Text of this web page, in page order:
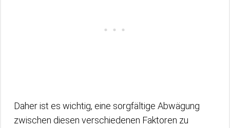
Daher ist es wichtig, eine sorgfältige Abwägung
zwischen diesen verschiedenen Faktoren zu